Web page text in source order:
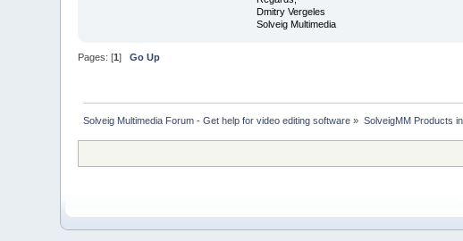
Dmitry Vergeles
Solveig Multimedia
Pages: [1]Go Up
Solveig Multimedia Forum - Get help for video editing software » SolveigMM Products